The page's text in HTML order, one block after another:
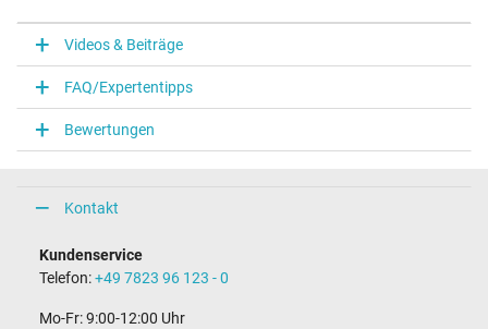
Notebook Stecker
Steckertyp / -form
rund / 90° abgewinkelt
Steckerlänge (mm)
11,0 mm
5,5 mm / 2,5 mm
Länge Anschlusskabel (m) (ca.)
1.75 m
Videos & Beiträge
FAQ/Expertentipps
Bewertungen
Kontakt
Kundenservice
Telefon:+49 7823 96 123 - 0
Mo-Fr: 9:00-12:00 Uhr